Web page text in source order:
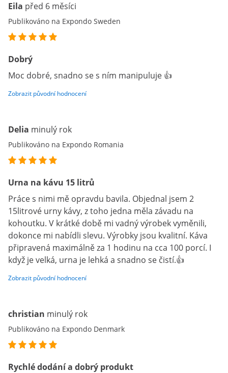
Eila před 6 měsíci
Publikováno na Expondo Sweden
Dobrý
Moc dobré, snadno se s ním manipuluje 👍
Zobrazit původní hodnocení
Delia minulý rok
Publikováno na Expondo Romania
Urna na kávu 15 litrů
Práce s nimi mě opravdu bavila. Objednal jsem 2
15litrové urny kávy, z toho jedna měla závadu na
kohoutku. V krátké době mi vadný výrobek vyměnili,
dokonce mi nabídli slevu. Výrobky jsou kvalitní. Káva
připravená maximálně za 1 hodinu na cca 100 porcí. I
když je velká, urna je lehká a snadno se čistí.👍
Zobrazit původní hodnocení
christian minulý rok
Publikováno na Expondo Denmark
Rychlé dodání a dobrý produkt